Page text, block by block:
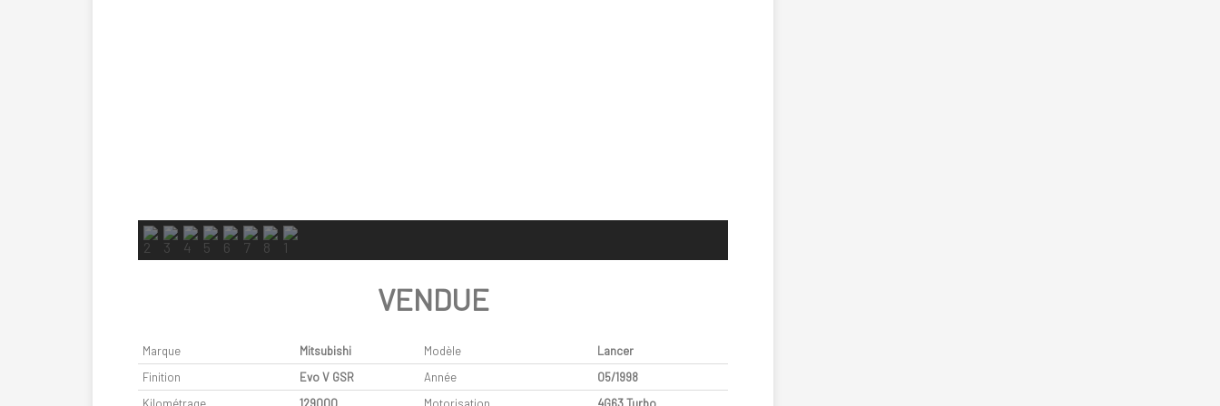
VENDUE
Marque Mitsubishi Modèle
Lancer
Finition
Evo V GSR Année
05/1998
Kilométrage
129000 Motorisation 4G63 Turbo